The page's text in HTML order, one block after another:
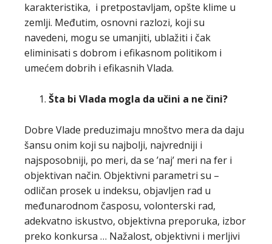
karakteristika, i pretpostavljam, opšte klime u
zemlji. Međutim, osnovni razlozi, koji su
navedeni, mogu se umanjiti, ublažiti i čak
eliminisati s dobrom i efikasnom politikom i
umećem dobrih i efikasnih Vlada.
Šta bi Vlada mogla da učini a ne čini?
Dobre Vlade preduzimaju mnoštvo mera da daju
šansu onim koji su najbolji, najvredniji i
najsposobniji, po meri, da se ’naj’ meri na fer i
objektivan način. Objektivni parametri su –
odličan prosek u indeksu, objavljen rad u
međunarodnom časposu, volonterski rad,
adekvatno iskustvo, objektivna preporuka, izbor
preko konkursa … Nažalost, objektivni i merljivi